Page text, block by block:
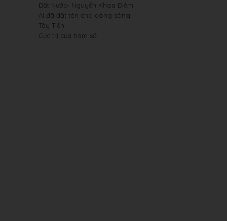
Đất Nước- Nguyễn Khoa Điềm
Ai đã đặt tên cho dòng sông
Tây Tiến
Cực trị của hàm số